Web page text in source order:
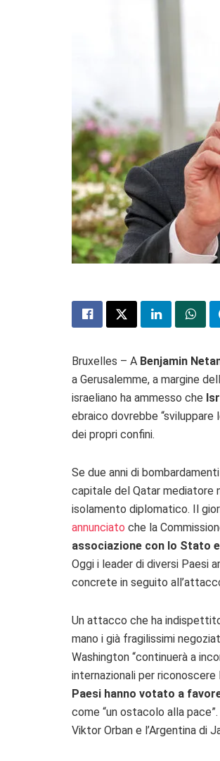
Bruxelles – A Benjamin
a Gerusalemme, a margine
israeliano ha ammesso che
ebraico dovrebbe “sviluppare
dei propri confini.
Se due anni di
capitale del Qatar mediatore
isolamento diplomatico. Il
annunciato che la
associazione con lo Stato
Oggi i leader di diversi Paesi
concrete in seguito
Un attacco che ha
mano i già fragilissimi
Washington “continuerà a
internazionali per
Paesi hanno votato a
come “un ostacolo alla
Viktor Orban e l’Argentina di